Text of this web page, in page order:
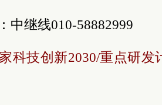
中继线010-58882999
科技创新2030/重点研